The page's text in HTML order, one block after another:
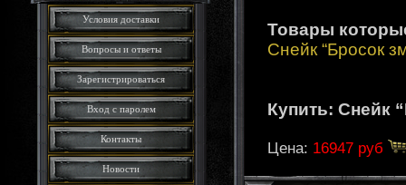
Условия доставки
Вопросы и ответы
Зарегистрироваться
Вход с паролем
Контакты
Новости
Товары
Снейк “Бросок
Купить: Снейк
Цена: 16947 руб